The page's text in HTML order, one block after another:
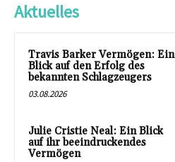
Aktuelles
Travis Barker Vermögen: Ein
Blick auf den Erfolg des
bekannten Schlagzeugers
03.08.2026
Julie Cristie Neal: Ein Blick
auf ihr beeindruckendes
Vermögen